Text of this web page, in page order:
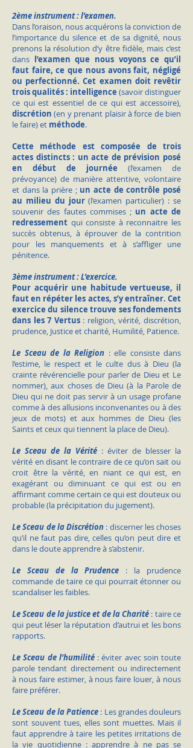
2ème instrument : l’examen.
Dans l’oraison, nous acquérons la conviction de
l’importance du silence et de sa dignité, nous
prenons la résolution d’y être fidèle, mais c’est
dans l’examen que nous voyons ce qu’il
faut faire, ce que nous avons fait, négligé
ou perfectionné. Cet examen doit revêtir
trois qualités : intelligence (savoir distinguer
ce qui est essentiel de ce qui est accessoire),
discrétion(en y prenant plaisir à force de bien
le faire) et méthode.
Cette méthode est composée de trois
actes distincts : un acte de prévision posé
en début de journée (l’examen de
prévoyance) de manière attentive, volontaire
et dans la prière ; un acte de contrôle posé
au milieu du jour(l’examen particulier) : se
souvenir des fautes commises ; un acte de
redressement qui consiste à reconnaitre les
succès obtenus, à éprouver de la contrition
pour les manquements et à s’affliger une
pénitence.
3ème instrument : L’exercice.
Pour acquérir une habitude vertueuse, il
faut en répéter les actes, s’yentraîner. Cet
exercice du silence trouve ses fondements
dans les 7 Vertus: religion, vérité, discrétion,
prudence, Justice et charité, Humilité, Patience.
Le Sceau de la Religion : elle consiste dans
l’estime, le respect et le culte dus à Dieu (la
crainte révérencielle pour parler de Dieu et Le
nommer), aux choses de Dieu (à la Parole de
Dieu qui ne doit pas servir à un usage profane
comme à des allusions inconvenantes ou à des
jeux de mots) et aux hommes de Dieu (les
Saints et ceux qui tiennent la place de Dieu).
Le Sceau de la Vérité : éviter de blesser la
vérité en disant le contraire de ce qu’on sait ou
croit être la vérité, en niant ce qui est, en
exagérant ou diminuant ce qui est ou en
affirmant comme certain ce qui est douteux ou
probable (la précipitation du jugement).
Le Sceau de la Discrétion : discerner les choses
qu’il ne faut pas dire, celles qu’on peut dire et
dans le doute apprendre à s’abstenir.
Le Sceau de la Prudence : la prudence
commande de taire ce qui pourrait étonner ou
scandaliser les faibles.
Le Sceau de la justice et de la Charité : taire ce
qui peut léser la réputation d’autrui et les bons
rapports.
Le Sceau de l’humilité : éviter avec soin toute
parole tendant directement ou indirectement
à nous faire estimer, à nous faire louer, à nous
faire préférer.
Le Sceau de la Patience : Les grandes douleurs
sont souvent tues, elles sont muettes. Mais il
faut apprendre à taire les petites irritations de
la vie quotidienne : apprendre à ne pas se